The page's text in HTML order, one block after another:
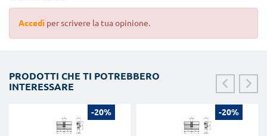
Accedi per scrivere la tua opinione.
PRODOTTI CHE TI POTREBBERO
INTERESSARE
-20% -20%